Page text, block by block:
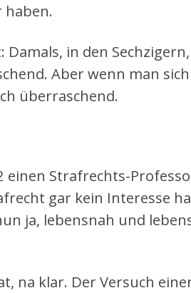
haben.
in den
Aber wenn man
überraschend.
Strafrechts-
gar kein Interesse
ja, lebensnah und
na klar. Der Versuch